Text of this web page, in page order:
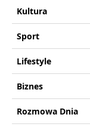
Kultura
Sport
Lifestyle
Biznes
Rozmowa Dnia